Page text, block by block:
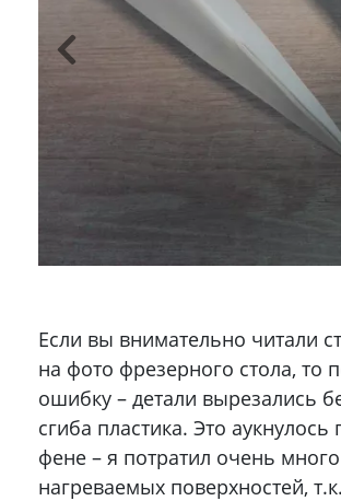
Если вы внимательно читали
на фото фрезерного стола, то
ошибку – детали вырезались
сгиба пластика. Это
фене – я потратил очень
нагреваемых поверхностей,